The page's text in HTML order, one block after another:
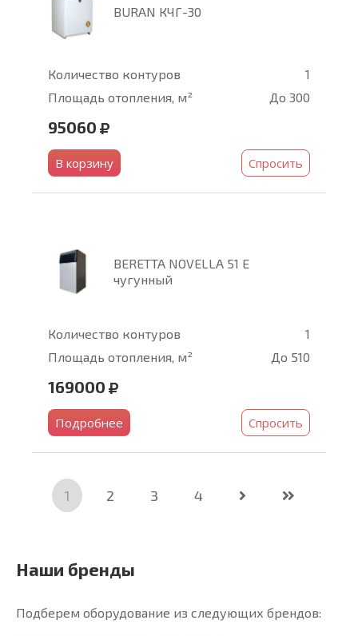
BURAN КЧГ-30
Количество контуров
1
Площадь отопления, м²
До 300
95060
В корзину Спросить
BERETTA NOVELLA 51 E
чугунный
Количество контуров
1
Площадь отопления, м²
До 510
169000
Подробнее Спросить
1 2 3 4
Наши бренды
Подберем оборудование из следующих брендов: